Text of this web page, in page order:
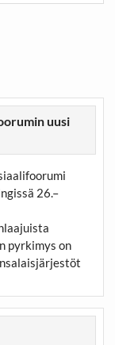
uusi
26.–
pyrkimys on